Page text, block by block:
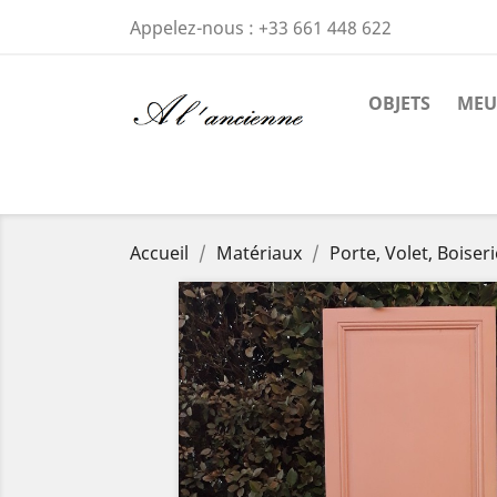
Appelez-nous : +33 661 448 622
OBJETS
Accueil Matériaux Porte, Volet,